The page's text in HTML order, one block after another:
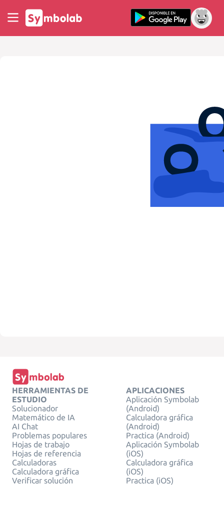
HERRAMIENTAS DE
ESTUDIO
Solucionador
Matemático de IA
AI Chat
Problemas populares
Hojas de trabajo
Hojas de referencia
Calculadoras
Calculadora gráfica
Verificar solución
APLICACIONES
Aplicación Symbolab
(Android)
Calculadora gráfica
(Android)
Practica (Android)
Aplicación Symbolab
(iOS)
Calculadora gráfica
(iOS)
Practica (iOS)